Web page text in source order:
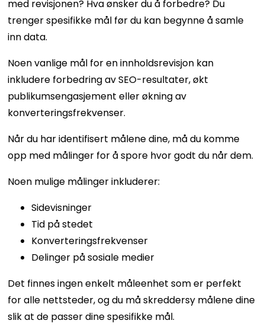
med revisjonen? Hva ønsker du å forbedre? Du
trenger spesifikke mål før du kan begynne å samle
inn data.
Noen vanlige mål for en innholdsrevisjon kan
inkludere forbedring av SEO-resultater, økt
publikumsengasjement eller økning av
konverteringsfrekvenser.
Når du har identifisert målene dine, må du komme
opp med målinger for å spore hvor godt du når dem.
Noen mulige målinger inkluderer:
Sidevisninger
Tid på stedet
Konverteringsfrekvenser
Delinger på sosiale medier
Det finnes ingen enkelt måleenhet som er perfekt
for alle nettsteder, og du må skreddersy målene dine
slik at de passer dine spesifikke mål.